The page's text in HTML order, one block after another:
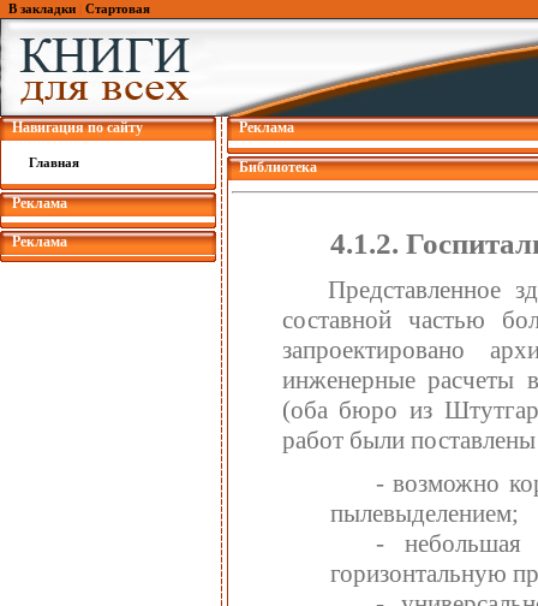
В закладки Стартовая
Навигация по сайту
Главная
Реклама
Реклама
Реклама
Библиотека
4.1.2.
Представленное
составной частью
запроектировано
инженерные расчеты
(оба бюро из
работ были
- возможно
пылевыделением;
- небольшая
горизонтальную